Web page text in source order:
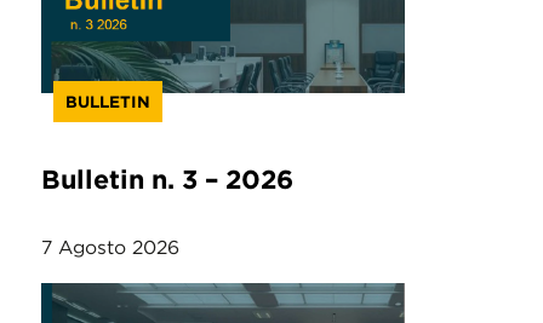
BULLETIN
Bulletin n. 3 – 2026
7 Agosto 2026